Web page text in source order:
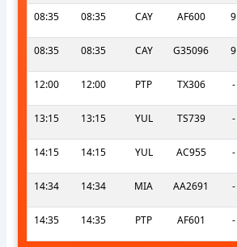
08:35 08:35 CAY AF600 9
08:35 08:35 CAY G35096 9
12:00 12:00 PTP TX306 -
13:15 13:15 YUL TS739 -
14:15 14:15 YUL AC955 -
14:34 14:34 MIA AA2691 -
14:35 14:35 PTP AF601 -